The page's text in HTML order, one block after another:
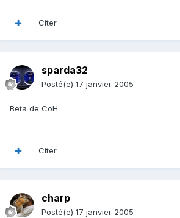
Citer
sparda32
Posté(e) 17 janvier 2005
Beta de CoH
Citer
charp
Posté(e) 17 janvier 2005